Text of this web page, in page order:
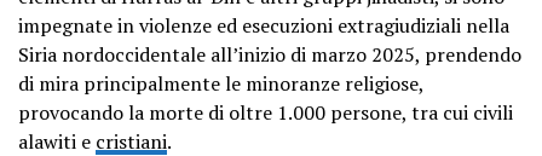
impegnate in violenze ed esecuzioni extragiudiziali nella
Siria nordoccidentale all’inizio di marzo 2025, prendendo
di mira principalmente le minoranze religiose,
provocando la morte di oltre 1.000 persone, tra cui civili
alawiti e cristiani.